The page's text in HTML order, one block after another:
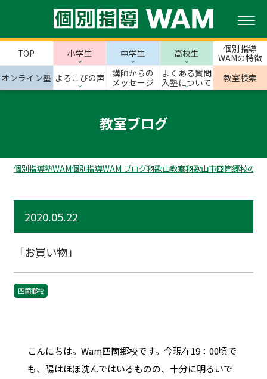
TOP 小学生 中学生 高校生
個別指導
WAMの特徴
オンライン塾 よろこびの声
講師からの
メッセージ
よくある質問
入塾について
教室検索
教室ブログ
個別指導塾WAM個別指導WAM ブログ和歌山教室和歌山市四箇郷校のス
2020.05.22
「お買い物」
四箇郷校
こんにちは。Wam四箇郷校です。今現在19：00頃で
も、陽はほぼ沈んではいるものの、十分に明るいで